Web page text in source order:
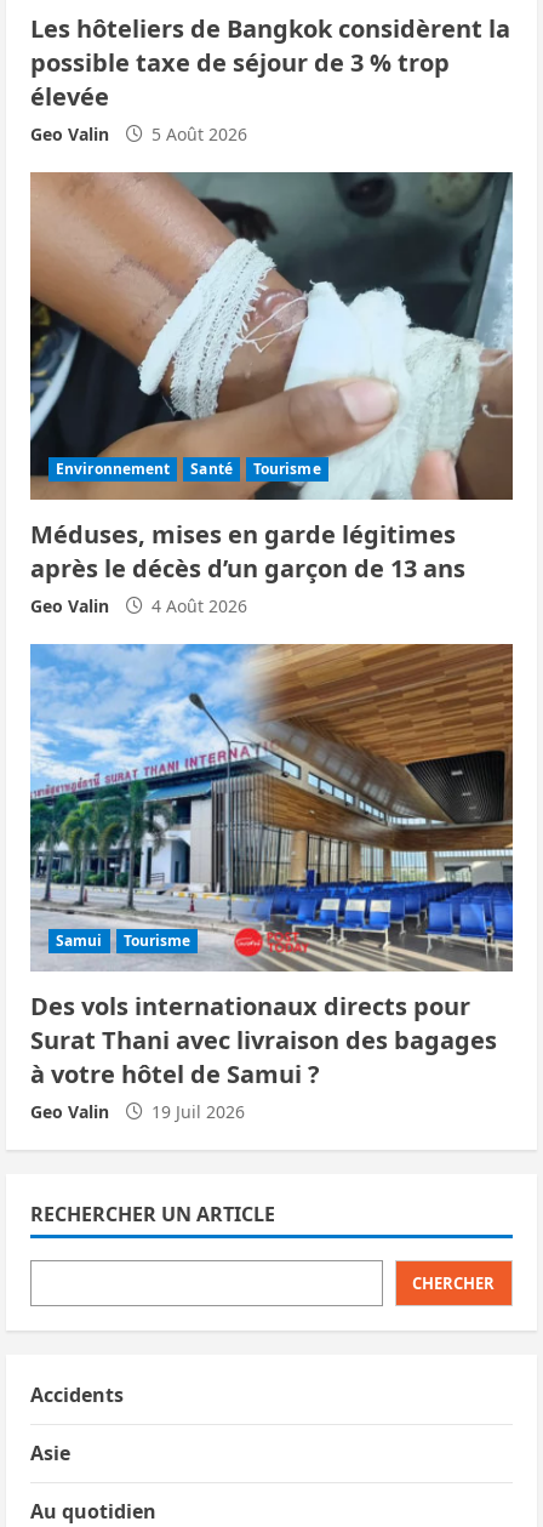
t
i
c
l
e
Les hôteliers de Bangkok considèrent la
possible taxe de séjour de 3 % trop
élevée
Geo Valin 5 Août 2026
Environnement Santé Tourisme
Méduses, mises en garde légitimes
après le décès d’un garçon de 13 ans
Geo Valin 4 Août 2026
Samui Tourisme
Des vols internationaux directs pour
Surat Thani avec livraison des bagages
à votre hôtel de Samui ?
Geo Valin 19 Juil 2026
RECHERCHER UN ARTICLE
CHERCHER
Accidents
Asie
Au quotidien